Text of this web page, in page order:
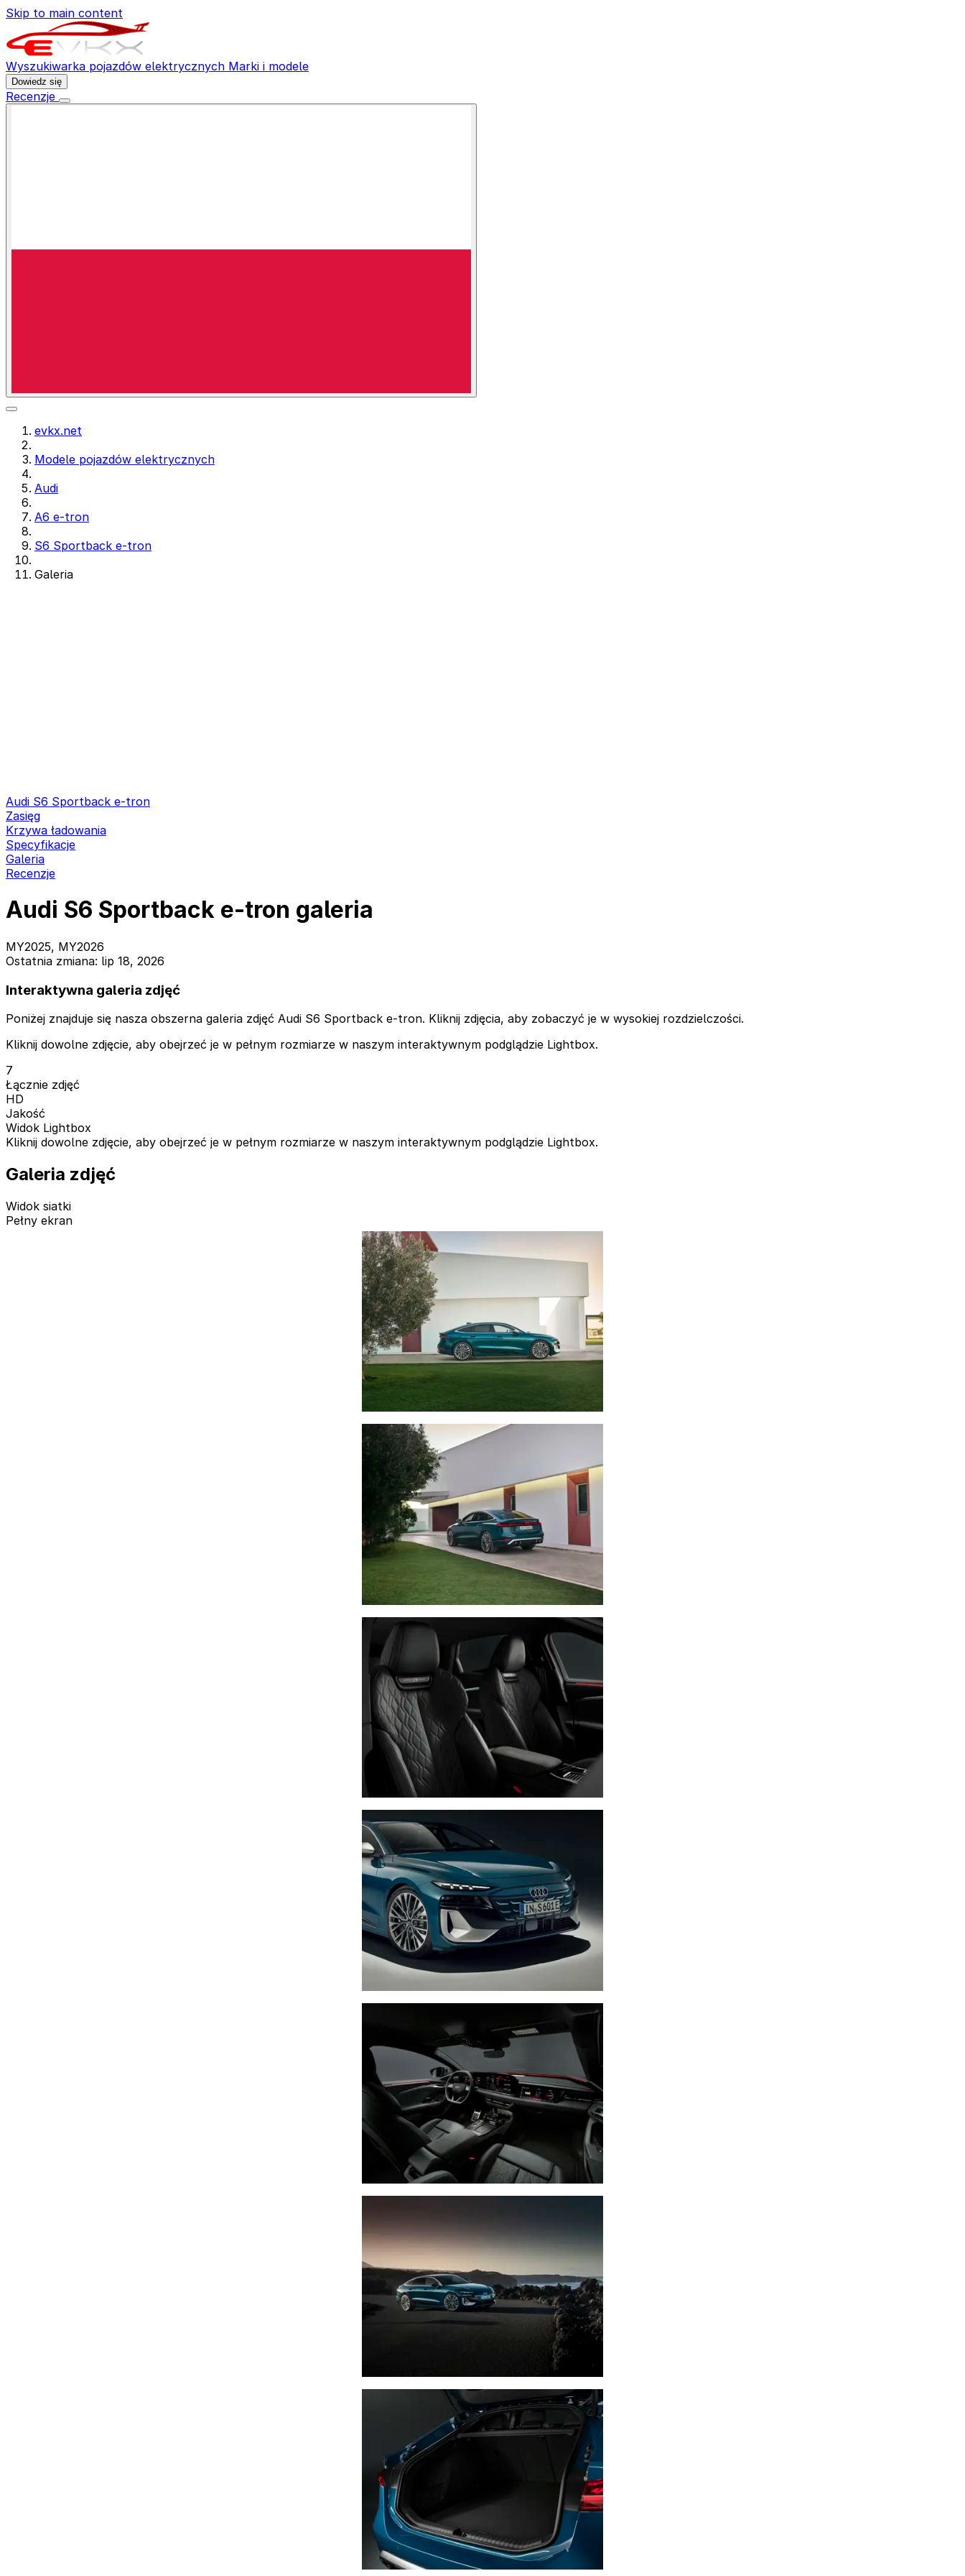
Skip to main content
Wyszukiwarka pojazdów elektrycznych Marki i modele
Dowiedz się
Recenzje
evkx.net
Modele pojazdów elektrycznych
Audi
A6 e-tron
S6 Sportback e-tron
Galeria
Audi S6 Sportback e-tron
Zasięg
Krzywa ładowania
Specyfikacje
Galeria
Recenzje
Audi S6 Sportback e-tron galeria
MY2025, MY2026
Ostatnia zmiana: lip 18, 2026
Interaktywna galeria zdjęć
Poniżej znajduje się nasza obszerna galeria zdjęć Audi S6 Sportback e-tron. Kliknij zdjęcia, aby zobaczyć je w wysokiej rozdzielczości.
Kliknij dowolne zdjęcie, aby obejrzeć je w pełnym rozmiarze w naszym interaktywnym podglądzie Lightbox.
7
Łącznie zdjęć
HD
Jakość
Widok Lightbox
Kliknij dowolne zdjęcie, aby obejrzeć je w pełnym rozmiarze w naszym interaktywnym podglądzie Lightbox.
Galeria zdjęć
Widok siatki
Pełny ekran